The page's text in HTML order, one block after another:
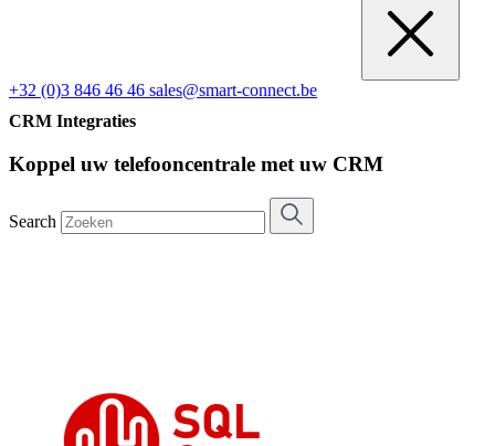
+32 (0)3 846 46 46 sales@smart-connect.be
CRM Integraties
Koppel uw telefooncentrale met uw CRM
Search